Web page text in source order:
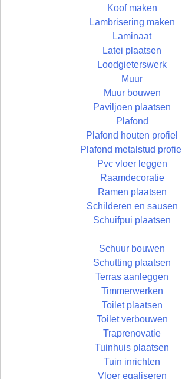
Koof maken
Lambrisering maken
Laminaat
Latei plaatsen
Loodgieterswerk
Muur
Muur bouwen
Paviljoen plaatsen
Plafond
Plafond houten profiel
Plafond metalstud profiel
Pvc vloer leggen
Raamdecoratie
Ramen plaatsen
Schilderen en sausen
Schuifpui plaatsen
Schuur bouwen
Schutting plaatsen
Terras aanleggen
Timmerwerken
Toilet plaatsen
Toilet verbouwen
Traprenovatie
Tuinhuis plaatsen
Tuin inrichten
Vloer egaliseren